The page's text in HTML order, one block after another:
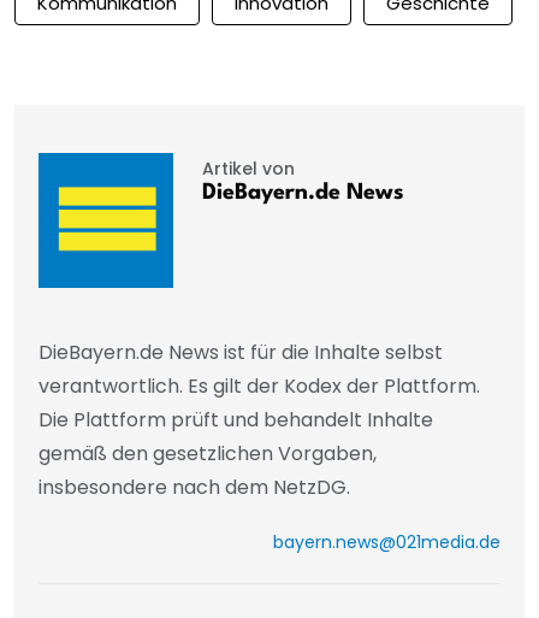
Artikel von
DieBayern.de News
DieBayern.de News ist für die Inhalte selbst
verantwortlich. Es gilt der Kodex der Plattform.
Die Plattform prüft und behandelt Inhalte
gemäß den gesetzlichen Vorgaben,
insbesondere nach dem NetzDG.
bayern.news@021media.de